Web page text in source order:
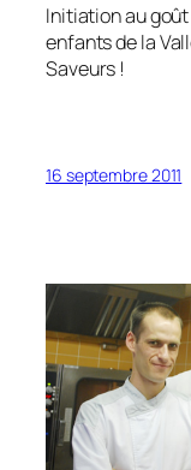
Initiation au
enfants de la
Saveurs !
16 septembre 2011